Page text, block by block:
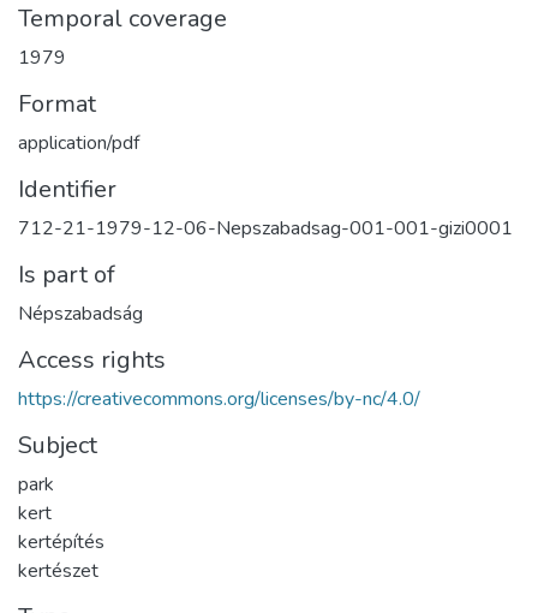
Temporal coverage
1979
Format
application/pdf
Identifier
712-21-1979-12-06-Nepszabadsag-001-001-gizi0001
Is part of
Népszabadság
Access rights
https://creativecommons.org/licenses/by-nc/4.0/
Subject
park
kert
kertépítés
kertészet